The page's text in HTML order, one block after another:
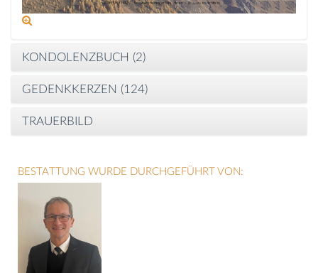
KONDOLENZBUCH (2)
GEDENKKERZEN (124)
TRAUERBILD
BESTATTUNG WURDE DURCHGEFÜHRT VON: